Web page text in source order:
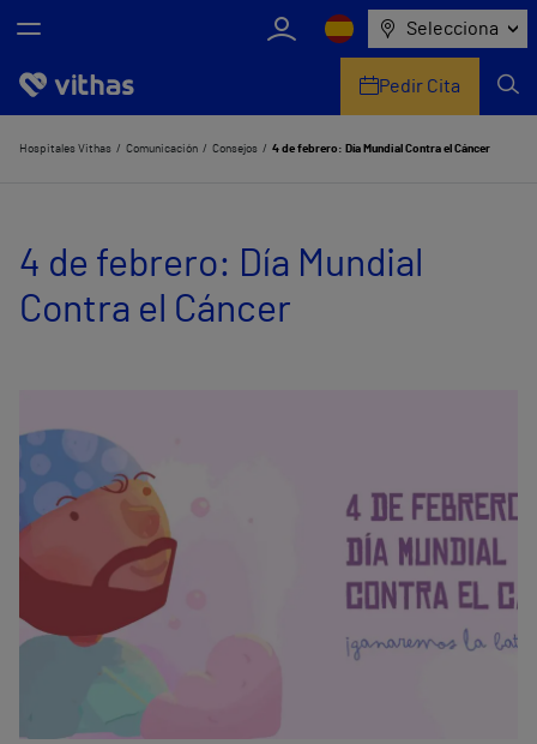
Selecciona
Nosotros
Servicios de salud
Equipo médico y asistencial
Comunicación
Pedir Cita
Hospitales Vithas Comunicación Consejos 4 de febrero: Día Mundial Contra el Cáncer
4 de febrero: Día Mundial
Contra el Cáncer